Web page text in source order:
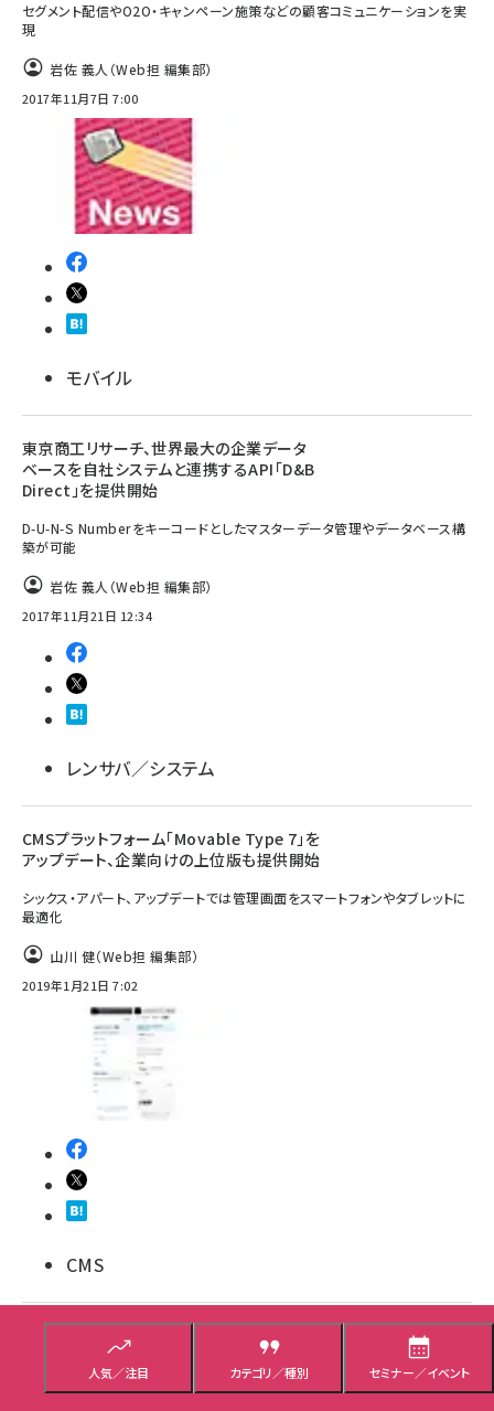
人気／注目 カテゴリ／種別 セミナー／イベント
セグメント配信やO2O・キャンペーン施策などの顧客コミュニケーションを実
現
岩佐 義人（Web担 編集部）
2017年11月7日 7:00
モバイル
東京商工リサーチ、世界最大の企業データ
ベースを自社システムと連携するAPI「D&B
Direct」を提供開始
D-U-N-S Numberをキーコードとしたマスターデータ管理やデータベース構
築が可能
岩佐 義人（Web担 編集部）
2017年11月21日 12:34
レンサバ／システム
CMSプラットフォーム「Movable Type 7」を
アップデート、企業向けの上位版も提供開始
シックス・アパート、アップデートでは管理画面をスマートフォンやタブレットに
最適化
山川 健（Web担 編集部）
2019年1月21日 7:02
CMS
PayPayが企業データベース「LBC」を導入、加
盟店開拓強化へ
網羅性の高さと企業属性の充実度から、営業戦略策定のデータベースに